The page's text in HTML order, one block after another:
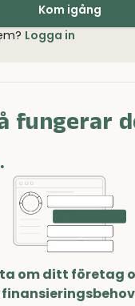
Kom igång
Logga in
fungerar
om ditt företag